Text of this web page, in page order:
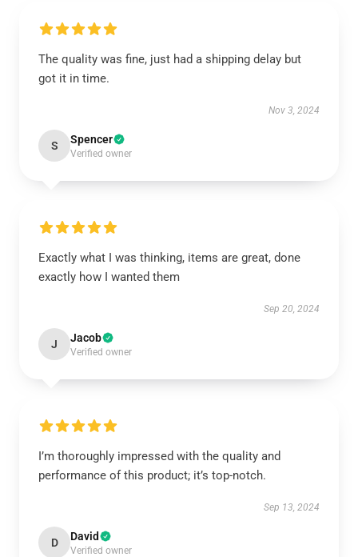
The quality was fine, just had a shipping delay but
got it in time.
Nov 3, 2024
S Spencer
Verified owner
Exactly what I was thinking, items are great, done
exactly how I wanted them
Sep 20, 2024
J Jacob
Verified owner
I’m thoroughly impressed with the quality and
performance of this product; it’s top-notch.
Sep 13, 2024
D David
Verified owner